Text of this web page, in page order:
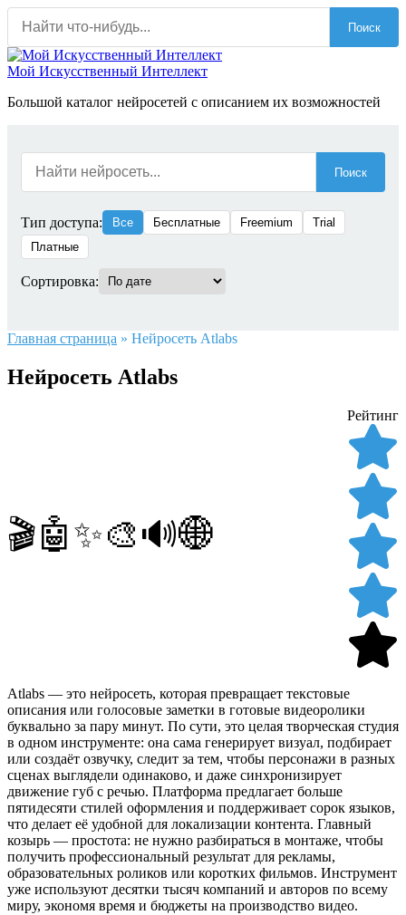
Перейти
содержанию
Поиск
Мой Искусственный Интеллект
Большой каталог нейросетей с описанием их возможностей
Поиск
Тип доступа: Все Бесплатные Freemium
Trial
Платные
Сортировка:
Главная страница » Нейросеть Atlabs
Нейросеть Atlabs
🎬🤖✨🎨🔊🌐
Рейтинг
Atlabs — это нейросеть, которая превращает текстовые
описания или голосовые заметки в готовые видеоролики
буквально за пару минут. По сути, это целая творческая студия
в одном инструменте: она сама генерирует визуал, подбирает
или создаёт озвучку, следит за тем, чтобы персонажи в разных
сценах выглядели одинаково, и даже синхронизирует
движение губ с речью. Платформа предлагает больше
пятидесяти стилей оформления и поддерживает сорок языков,
что делает её удобной для локализации контента. Главный
козырь — простота: не нужно разбираться в монтаже, чтобы
получить профессиональный результат для рекламы,
образовательных роликов или коротких фильмов. Инструмент
уже используют десятки тысяч компаний и авторов по всему
миру, экономя время и бюджеты на производство видео.